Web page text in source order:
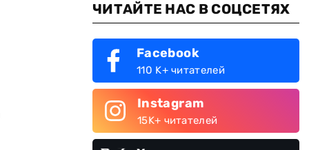
ЧИТАЙТЕ НАС В СОЦСЕТЯХ
Facebook
110 K+ читателей
Instagram
15K+ читателей